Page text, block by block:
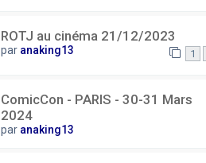
ROTJ au cinéma 21/12/2023
par anaking13 1
ComicCon - PARIS - 30-31 Mars
2024
par anaking13